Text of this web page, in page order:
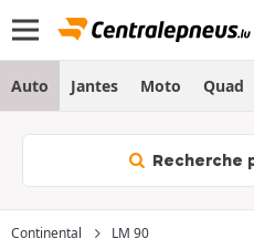
Auto Jantes Moto Quad
Recherche
Continental LM 90